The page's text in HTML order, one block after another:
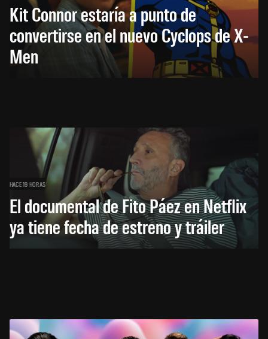
Kit Connor estaría a punto de
convertirse en el nuevo Cyclops de X-
Men
HACE 19 HORAS
El documental de Fito Páez en Netflix
ya tiene fecha de estreno y tráiler